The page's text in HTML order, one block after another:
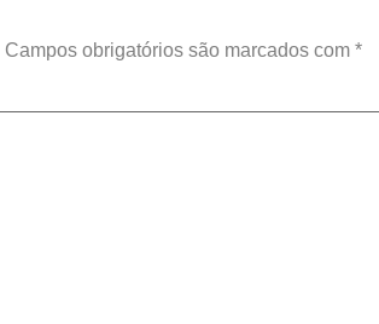
Campos obrigatórios são marcados com *